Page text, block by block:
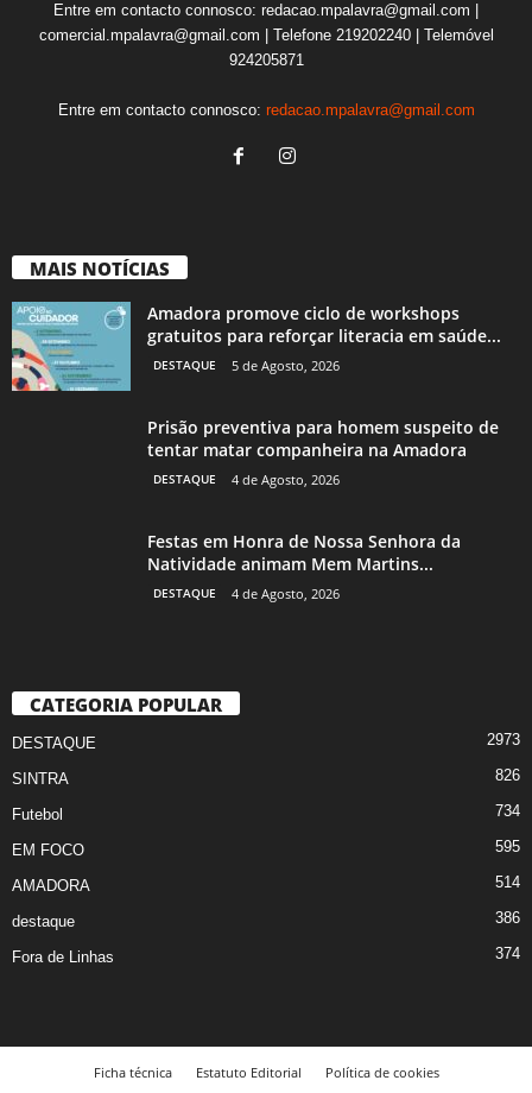
Entre em contacto connosco: redacao.mpalavra@gmail.com |
comercial.mpalavra@gmail.com | Telefone 219202240 | Telemóvel
924205871
Entre em contacto connosco: redacao.mpalavra@gmail.com
MAIS NOTÍCIAS
Amadora promove ciclo de workshops
gratuitos para reforçar literacia em saúde...
DESTAQUE 5 de Agosto, 2026
Prisão preventiva para homem suspeito de
tentar matar companheira na Amadora
DESTAQUE 4 de Agosto, 2026
Festas em Honra de Nossa Senhora da
Natividade animam Mem Martins...
DESTAQUE 4 de Agosto, 2026
CATEGORIA POPULAR
DESTAQUE 2973
SINTRA 826
Futebol 734
EM FOCO 595
AMADORA 514
destaque 386
Fora de Linhas 374
Ficha técnica Estatuto Editorial
Política de cookies